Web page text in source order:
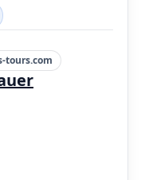
tours.com